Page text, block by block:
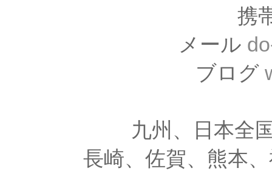
携
メール
ブログ
九州、日本全
長崎、佐賀、熊本